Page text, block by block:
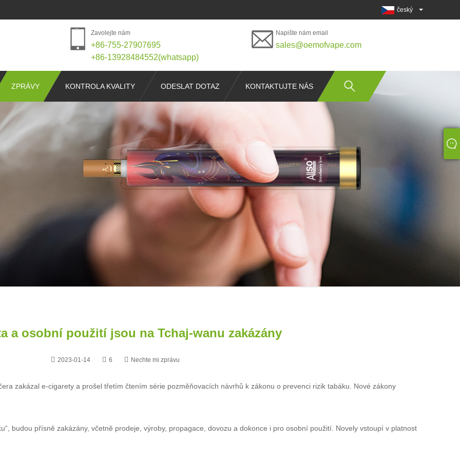
český
Zavolejte nám
+86-755-27907695
+86-13928484552(whatsapp)
Napište nám email
sales@oemofvape.com
ZPRÁVY KONTROLA KVALITY ODESLAT DOTAZ KONTAKTUJTE NÁS
a osobní použití jsou na Tchaj-wanu zakázány
2023-01-14 6 Nechte mi zprávu
zakázal e-cigarety a prošel třetím čtením série pozměňovacích návrhů k zákonu o prevenci rizik tabáku. Nové zákony
budou přísně zakázány, včetně prodeje, výroby, propagace, dovozu a dokonce i pro osobní použití. Novely vstoupí v platnost